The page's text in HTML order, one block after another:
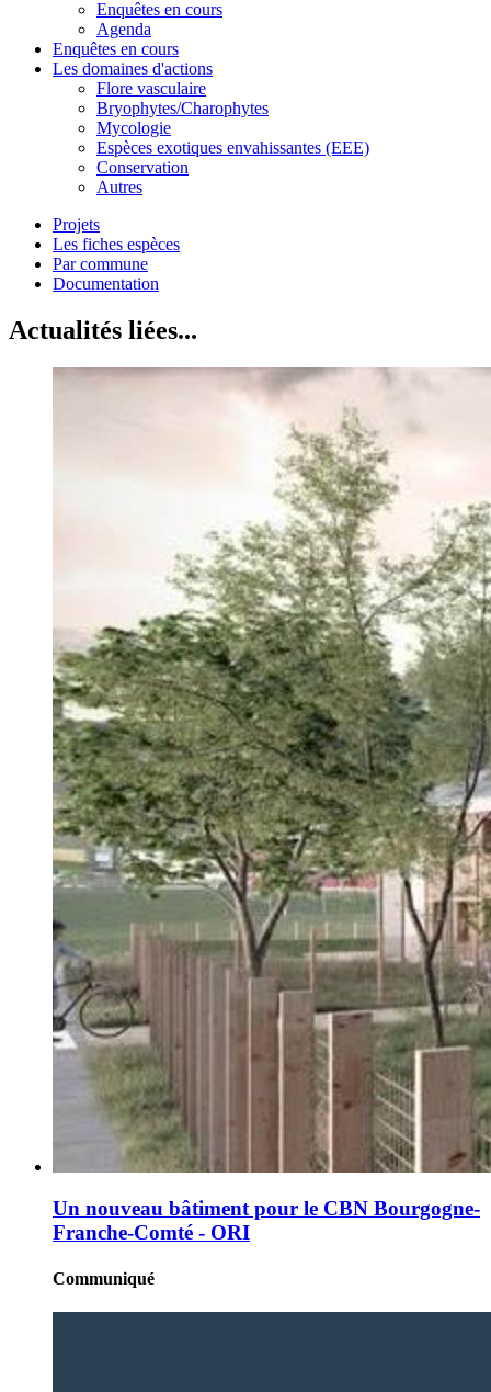
Enquêtes en cours
Agenda
Enquêtes en cours
Les domaines d'actions
Flore vasculaire
Bryophytes/Charophytes
Mycologie
Espèces exotiques envahissantes (EEE)
Conservation
Autres
Projets
Les fiches espèces
Par commune
Documentation
Actualités liées...
Un nouveau bâtiment pour le CBN Bourgogne-
Franche-Comté - ORI
Communiqué